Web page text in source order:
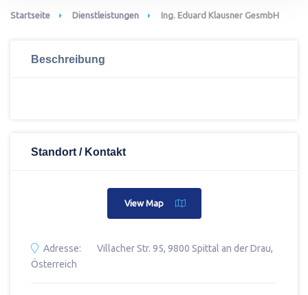
Startseite Dienstleistungen Ing. Eduard Klausner GesmbH
Beschreibung
Standort / Kontakt
View Map
Adresse:
Villacher Str. 95, 9800 Spittal an der Drau,
Österreich